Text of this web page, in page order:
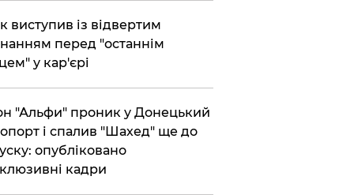
виступив із відвертим
перед "останнім
у кар'єрі
"Альфи" проник у Донецький
і спалив "Шахед" ще до
опубліковано
кадри